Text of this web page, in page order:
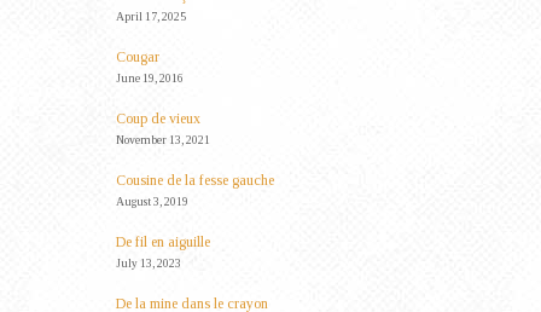
April 17, 2025
Cougar
June 19, 2016
Coup de vieux
November 13, 2021
Cousine de la fesse gauche
August 3, 2019
De fil en aiguille
July 13, 2023
De la mine dans le crayon